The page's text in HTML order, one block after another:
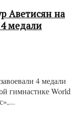
Аветисян на
медали
4 медали
гимнастике World